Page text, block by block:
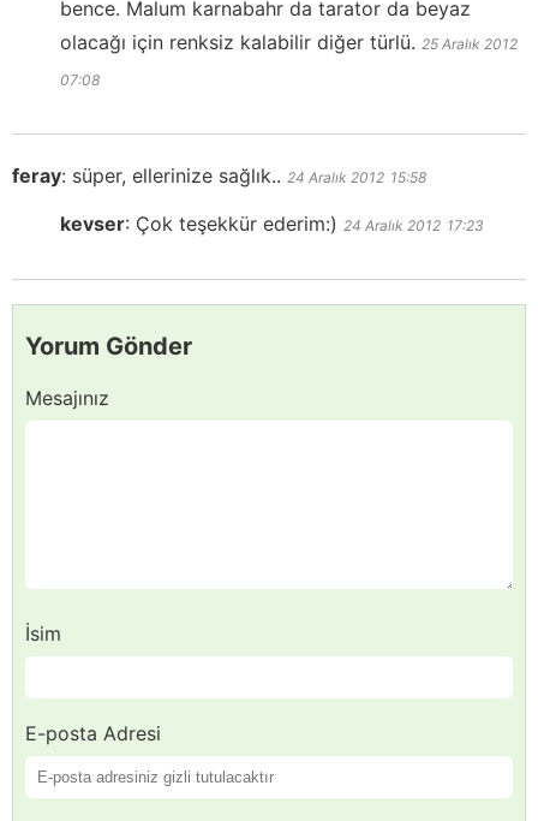
bence. Malum karnabahr da tarator da beyaz
olacağı için renksiz kalabilir diğer türlü. 25 Aralık 2012
07:08
feray: süper, ellerinize sağlık.. 24 Aralık 2012 15:58
kevser: Çok teşekkür ederim:) 24 Aralık 2012 17:23
Yorum Gönder
Mesajınız
İsim
E-posta Adresi